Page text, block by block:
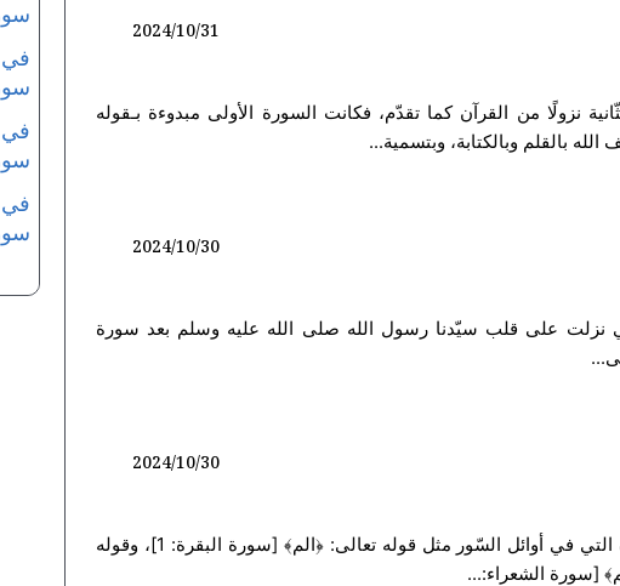
نزولًا من القرآن كما تقدّم، فكانت السورة الأولى مبدوءة بـقوله
2024/10/31
نزلت على قلب سيّدنا رسول الله صلى الله عليه وسلم بعد سورة
2024/10/30
فنحن الآن في تفسير سورة ﴿ن﴾.. فكلّ الأحرف التي في أوائل السّور مثل قوله تعالى: ﴿الم﴾ [سورة البقرة: 1]، وقوله
2024/10/30
في
في
في